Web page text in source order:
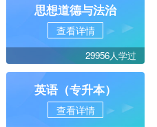
思想道德与法治
查看详情
29956人学过
英语（专升本）
查看详情